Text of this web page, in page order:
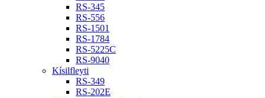
RS-345
RS-556
RS-1501
RS-1784
RS-5225C
RS-9040
Kísilfleyti
RS-349
RS-202E